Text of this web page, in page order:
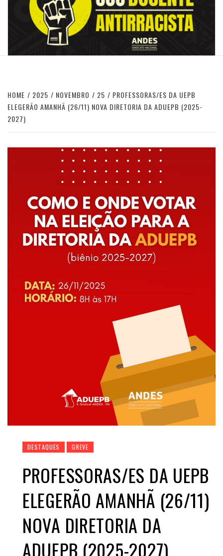
HOME 2025 NOVEMBRO 25
PROFESSORAS/ES DA UEPB
ELEGERÃO AMANHÃ (26/11) NOVA DIRETORIA DA ADUEPB (2025-
2027)
DESTAQUES GREVE
PROFESSORAS/ES DA UEPB
ELEGERÃO AMANHÃ (26/11)
NOVA DIRETORIA DA
ADUEPB (2025-2027)